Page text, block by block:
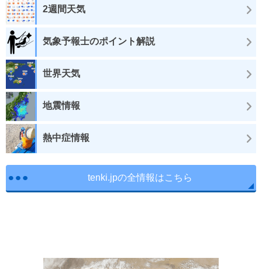
2週間天気
気象予報士のポイント解説
世界天気
地震情報
熱中症情報
tenki.jpの全情報はこちら